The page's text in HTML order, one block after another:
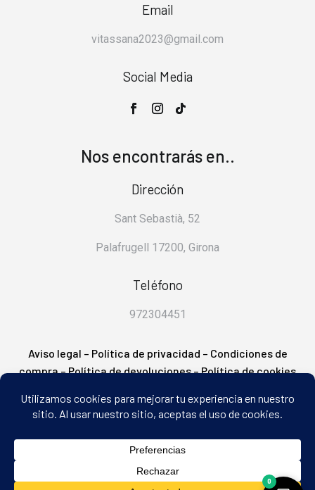
Email
vitassana2023@gmail.com
Social Media
Nos encontrarás en..
Dirección
Sant Sebastià, 52
Palafrugell 17200, Girona
Teléfono
972304451
Aviso legal – Política de privacidad – Condiciones de
compra–Política de devoluciones–Política de cookies
0